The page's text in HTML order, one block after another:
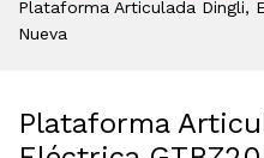
Plataforma Articulada Dingli,
Nueva
Plataforma